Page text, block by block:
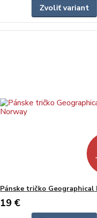
Zvoliť variant
Pánske tričko Geographical
19 €